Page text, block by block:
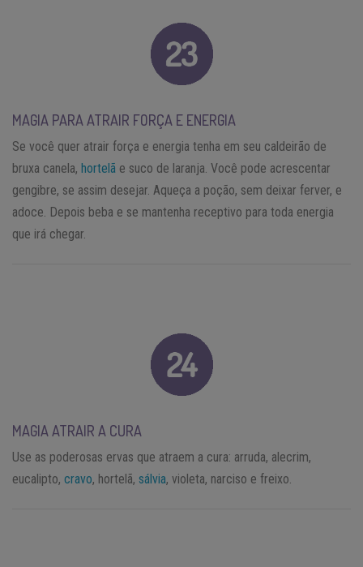
MAGIA PARA ATRAIR FORÇA E ENERGIA
Se você quer atrair força e energia tenha em seu caldeirão de
bruxa canela, hortelã e suco de laranja. Você pode acrescentar
gengibre, se assim desejar. Aqueça a poção, sem deixar ferver, e
adoce. Depois beba e se mantenha receptivo para toda energia
que irá chegar.
MAGIA ATRAIR A CURA
Use as poderosas ervas que atraem a cura: arruda, alecrim,
eucalipto, cravo, hortelã, sálvia, violeta, narciso e freixo.